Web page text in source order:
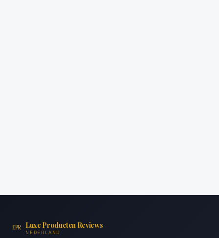
Luxe Producten Reviews
NEDERLAND